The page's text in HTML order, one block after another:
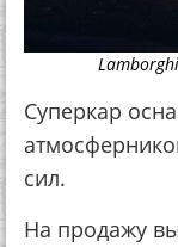
Суперкар
сил.
На продажу